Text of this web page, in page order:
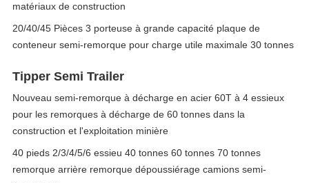
matériaux de construction
20/40/45 Pièces 3 porteuse à grande capacité plaque de
conteneur semi-remorque pour charge utile maximale 30 tonnes
Tipper Semi Trailer
Nouveau semi-remorque à décharge en acier 60T à 4 essieux
pour les remorques à décharge de 60 tonnes dans la
construction et l'exploitation minière
40 pieds 2/3/4/5/6 essieu 40 tonnes 60 tonnes 70 tonnes
remorque arrière remorque dépoussiérage camions semi-